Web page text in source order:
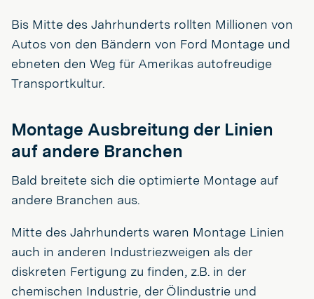
Bis Mitte des Jahrhunderts rollten Millionen von
Autos von den Bändern von Ford Montage und
ebneten den Weg für Amerikas autofreudige
Transportkultur.
Montage Ausbreitung der Linien
auf andere Branchen
Bald breitete sich die optimierte Montage auf
andere Branchen aus.
Mitte des Jahrhunderts waren Montage Linien
auch in anderen Industriezweigen als der
diskreten Fertigung zu finden, z.B. in der
chemischen Industrie, der Ölindustrie und